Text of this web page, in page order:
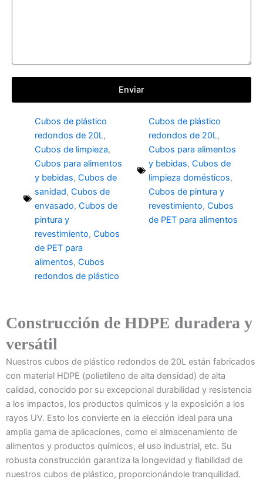
Enviar
Cubos de plástico
redondos de 20L,
Cubos de limpieza,
Cubos para alimentos
y bebidas, Cubos de
sanidad, Cubos de
envasado, Cubos de
pintura y
revestimiento, Cubos
de PET para
alimentos, Cubos
redondos de plástico
Cubos de plástico
redondos de 20L,
Cubos para alimentos
y bebidas, Cubos de
limpieza domésticos,
Cubos de pintura y
revestimiento, Cubos
de PET para alimentos
Construcción de HDPE duradera y
versátil
Nuestros cubos de plástico redondos de 20L están fabricados
con material HDPE (polietileno de alta densidad) de alta
calidad, conocido por su excepcional durabilidad y resistencia
a los impactos, los productos químicos y la exposición a los
rayos UV. Esto los convierte en la elección ideal para una
amplia gama de aplicaciones, como el almacenamiento de
alimentos y productos químicos, el uso industrial, etc. Su
robusta construcción garantiza la longevidad y fiabilidad de
nuestros cubos de plástico, proporcionándole tranquilidad.